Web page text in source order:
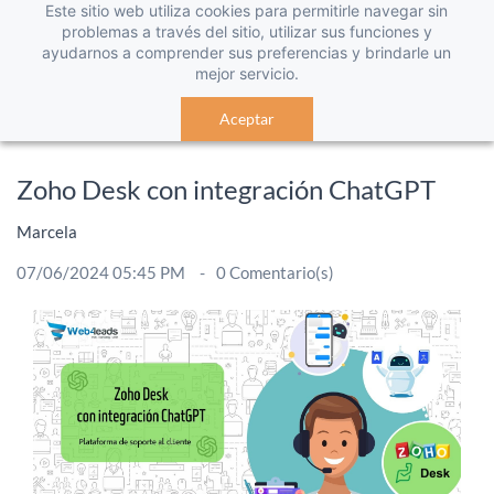
Este sitio web utiliza cookies para permitirle navegar sin
problemas a través del sitio, utilizar sus funciones y
ayudarnos a comprender sus preferencias y brindarle un
mejor servicio.
Aceptar
Zoho Desk con integración ChatGPT
Marcela
07/06/2024 05:45 PM 0Comentario(s)